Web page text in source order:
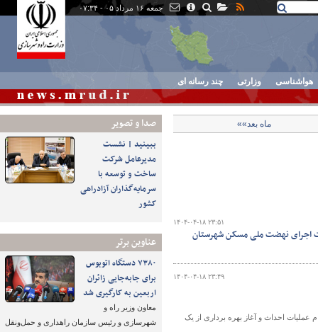
جمعه ۱۶ مرداد ۰۵ - ۰۷:۳۴
هواشناسی وزارتی چند رسانه ای
صدا و تصوير
ببینید | نشست
مدیرعامل شرکت
ساخت و توسعه با
سرمایه‌گذاران آزادراهی
کشور
عناوین برتر
۷۳۸۰ دستگاه اتوبوس
برای جابه‌جایی زائران
اربعین به‌ کارگیری شد
معاون وزیر راه و
شهرسازی و رئیس سازمان راهداری و حمل‌ونقل
ماه بعد»»
۱۴۰۴-۰۴-۱۸ ۲۳:۵۱
اجرای نهضت ملی مسکن شهرستان
۱۴۰۴-۰۴-۱۸ ۲۳:۴۹
عملیات احداث و آغاز بهره برداری از یک